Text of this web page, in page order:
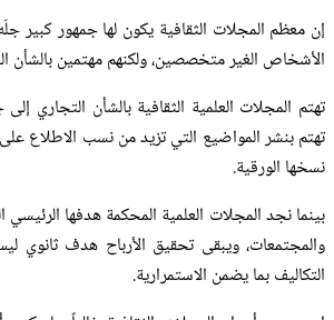
إن معظم المجلات الثقافية يكون لها جمهور كبير جلّه
الأشخاص الغير متخصصين، ولكنهم مهتمين بالشأن
تهتم المجلات العلمية الثقافية بالشأن التجاري
تهتم بنشر المواضيع التي تزيد من نسب الاطلاع
نسخها الورقية.
بينما نجد المجلات العلمية المحكمة هدفها الرئيسي
والمجتمعات، ويبقى تحقيق الأرباح هدف ثانوي
التكاليف بما يضمن الاستمرارية.